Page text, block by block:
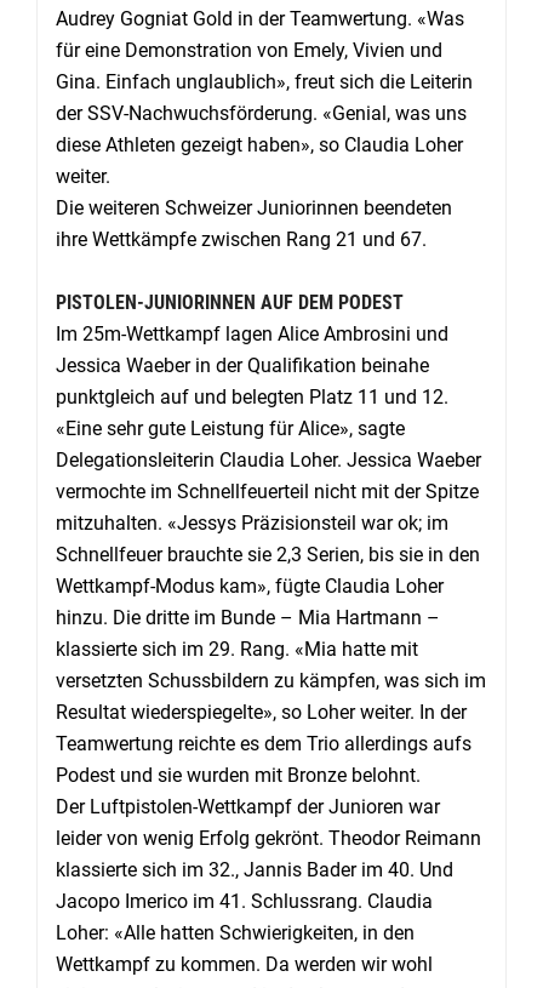
Audrey Gogniat Gold in der Teamwertung. «Was
für eine Demonstration von Emely, Vivien und
Gina. Einfach unglaublich», freut sich die Leiterin
der SSV-Nachwuchsförderung. «Genial, was uns
diese Athleten gezeigt haben», so Claudia Loher
weiter.
Die weiteren Schweizer Juniorinnen beendeten
ihre Wettkämpfe zwischen Rang 21 und 67.
PISTOLEN-JUNIORINNEN AUF DEM PODEST
Im 25m-Wettkampf lagen Alice Ambrosini und
Jessica Waeber in der Qualifikation beinahe
punktgleich auf und belegten Platz 11 und 12.
«Eine sehr gute Leistung für Alice», sagte
Delegationsleiterin Claudia Loher. Jessica Waeber
vermochte im Schnellfeuerteil nicht mit der Spitze
mitzuhalten. «Jessys Präzisionsteil war ok; im
Schnellfeuer brauchte sie 2,3 Serien, bis sie in den
Wettkampf-Modus kam», fügte Claudia Loher
hinzu. Die dritte im Bunde – Mia Hartmann –
klassierte sich im 29. Rang. «Mia hatte mit
versetzten Schussbildern zu kämpfen, was sich im
Resultat wiederspiegelte», so Loher weiter. In der
Teamwertung reichte es dem Trio allerdings aufs
Podest und sie wurden mit Bronze belohnt.
Der Luftpistolen-Wettkampf der Junioren war
leider von wenig Erfolg gekrönt. Theodor Reimann
klassierte sich im 32., Jannis Bader im 40. Und
Jacopo Imerico im 41. Schlussrang. Claudia
Loher: «Alle hatten Schwierigkeiten, in den
Wettkampf zu kommen. Da werden wir wohl